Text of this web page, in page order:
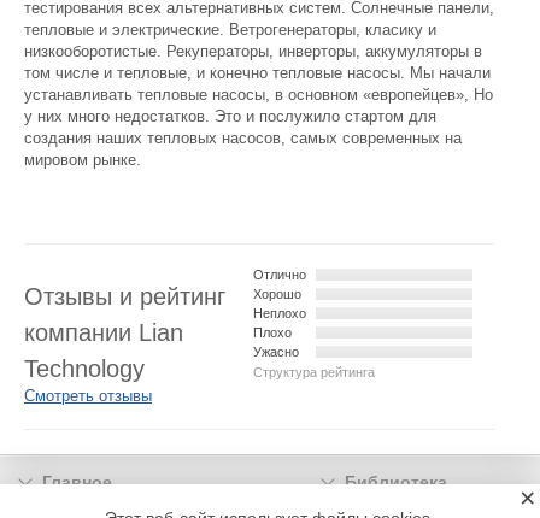
тестирования всех альтернативных систем. Солнечные панели,
тепловые и электрические. Ветрогенераторы, класику и
низкооборотистые. Рекуператоры, инверторы, аккумуляторы в
том числе и тепловые, и конечно тепловые насосы. Мы начали
устанавливать тепловые насосы, в основном «европейцев», Но
у них много недостатков. Это и послужило стартом для
создания наших тепловых насосов, самых современных на
мировом рынке.
Структура рейтинга
Отлично
Хорошо
Неплохо
Плохо
Ужасно
Отзывы и рейтинг
компании Lian
Technology
Смотреть отзывы
Главное
Библиотека
×